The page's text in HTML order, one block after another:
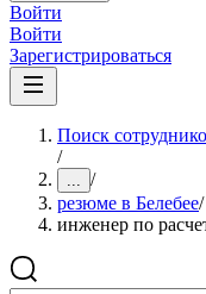
Войти
Войти
Зарегистрироваться
Поиск
/
... /
резюме в Белебее/
инженер по